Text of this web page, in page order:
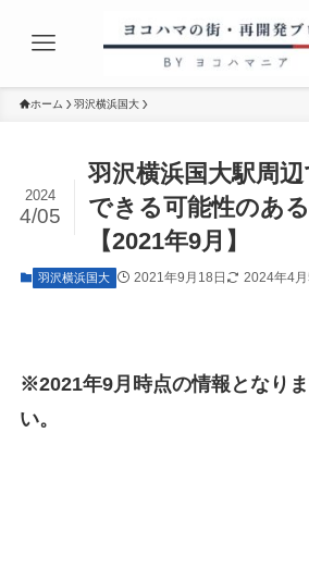
ホーム 羽沢横浜国大
羽沢横浜国大駅周
できる可能性のあ
【2021年9月】
2024
4/05
羽沢横浜国大 2021年9月18日 2024年4月
※2021年9月時点の情報となり
い。